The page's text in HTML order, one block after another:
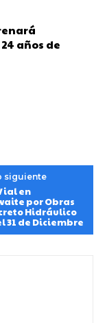
años de
siguiente
en
por Obras
Hidráulico
31 de Diciembre